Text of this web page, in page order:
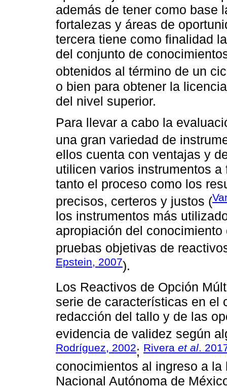
además de tener como base
fortalezas y áreas de
tercera tiene como finalidad
del conjunto de
obtenidos al término de un
o bien para obtener la
del nivel superior.
Para llevar a cabo la
una gran variedad de
ellos cuenta con ventajas y
utilicen varios instrumentos
tanto el proceso como los
precisos, certeros y justos (
los instrumentos más
apropiación del
pruebas objetivas de
Epstein, 2007).
Los Reactivos de Opción
serie de características en el
redacción del tallo y de las
evidencia de validez según
Rodríguez, 2002; Rivera et al .
conocimientos al ingreso a
Nacional Autónoma de